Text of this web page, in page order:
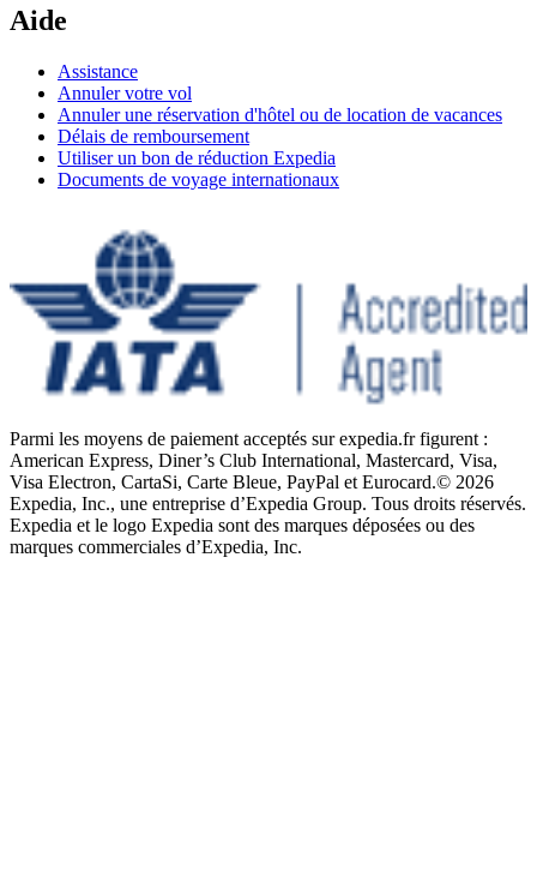
Aide
Assistance
Annuler votre vol
Annuler une réservation d'hôtel ou de location de vacances
Délais de remboursement
Utiliser un bon de réduction Expedia
Documents de voyage internationaux
Parmi les moyens de paiement acceptés sur expedia.fr figurent :
American Express, Diner’s Club International, Mastercard, Visa,
Visa Electron, CartaSi, Carte Bleue, PayPal et Eurocard.© 2026
Expedia, Inc., une entreprise d’Expedia Group. Tous droits réservés.
Expedia et le logo Expedia sont des marques déposées ou des
marques commerciales d’Expedia, Inc.